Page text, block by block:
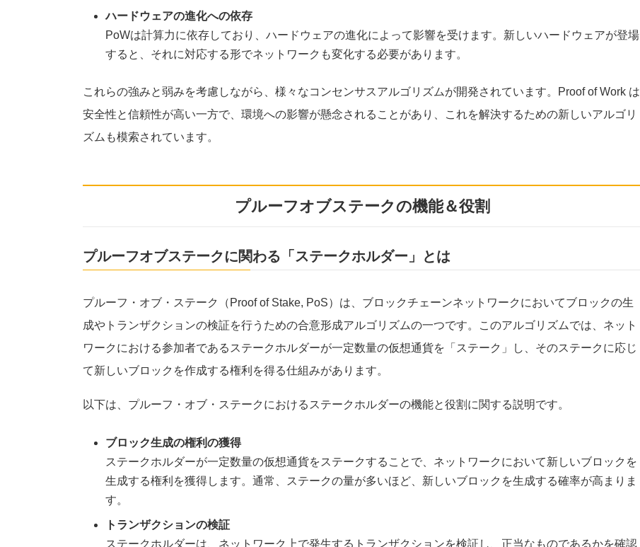
ハードウェアの進化への依存
PoWは計算力に依存しており、ハードウェアの進化によって影響を受けます。新しいハードウェアが登場
すると、それに対応する形でネットワークも変化する必要があります。
これらの強みと弱みを考慮しながら、様々なコンセンサスアルゴリズムが開発されています。Proof of Work は
安全性と信頼性が高い一方で、環境への影響が懸念されることがあり、これを解決するための新しいアルゴリ
ズムも模索されています。
プルーフオブステークの機能＆役割
プルーフオブステークに関わる「ステークホルダー」とは
プルーフ・オブ・ステーク（Proof of Stake, PoS）は、ブロックチェーンネットワークにおいてブロックの生
成やトランザクションの検証を行うための合意形成アルゴリズムの一つです。このアルゴリズムでは、ネット
ワークにおける参加者であるステークホルダーが一定数量の仮想通貨を「ステーク」し、そのステークに応じ
て新しいブロックを作成する権利を得る仕組みがあります。
以下は、プルーフ・オブ・ステークにおけるステークホルダーの機能と役割に関する説明です。
ブロック生成の権利の獲得
ステークホルダーが一定数量の仮想通貨をステークすることで、ネットワークにおいて新しいブロックを
生成する権利を獲得します。通常、ステークの量が多いほど、新しいブロックを生成する確率が高まりま
す。
トランザクションの検証
ステークホルダーは、ネットワーク上で発生するトランザクションを検証し、正当なものであるかを確認